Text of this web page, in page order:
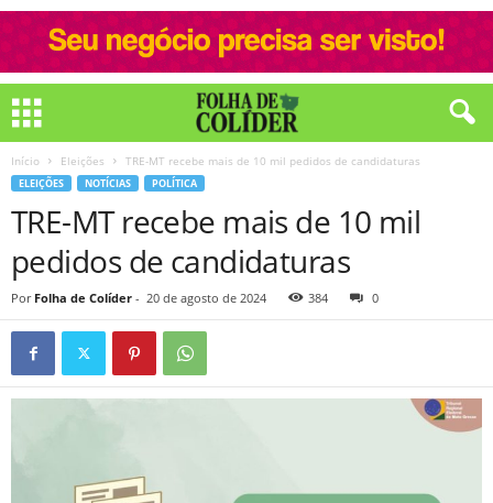
Início Eleições TRE-MT recebe mais de 10 mil pedidos de candidaturas
ELEIÇÕES NOTÍCIAS POLÍTICA
TRE-MT recebe mais de 10 mil
pedidos de candidaturas
Por Folha de Colíder - 20 de agosto de 2024 384 0